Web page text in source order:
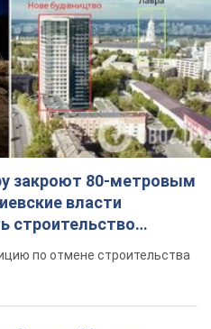
закроют 80-метровым
власти
строительство
верующего"
по отмене строительства